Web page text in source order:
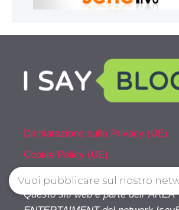
Dichiarazione sulla Privacy (UE)
Cookie Policy (UE)
Questo siti web è parte dell’ AREA
Vuoi pubblicare sul nostro